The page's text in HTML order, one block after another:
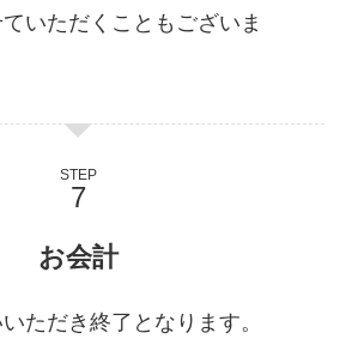
いただくこともございま
STEP
お会計
ただき終了となります。